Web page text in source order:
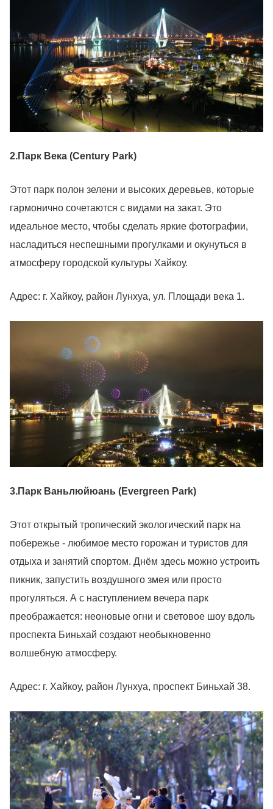
2.Парк Века (Century Park)
Этот парк полон зелени и высоких деревьев, которые
гармонично сочетаются с видами на закат. Это
идеальное место, чтобы сделать яркие фотографии,
насладиться неспешными прогулками и окунуться в
атмосферу городской культуры Хайкоу.
Адрес: г. Хайкоу, район Лунхуа, ул. Площади века 1.
3.Парк Ваньлюйюань (Evergreen Park)
Этот открытый тропический экологический парк на
побережье - любимое место горожан и туристов для
отдыха и занятий спортом. Днём здесь можно устроить
пикник, запустить воздушного змея или просто
прогуляться. А с наступлением вечера парк
преображается: неоновые огни и световое шоу вдоль
проспекта Биньхай создают необыкновенно
волшебную атмосферу.
Адрес: г. Хайкоу, район Лунхуа, проспект Биньхай 38.